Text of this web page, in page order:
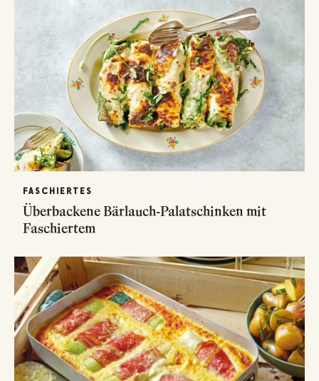
FASCHIERTES
Überbackene Bärlauch-Palatschinken mit
Faschiertem